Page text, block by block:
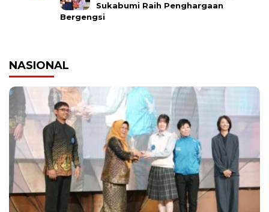
Sukabumi Raih Penghargaan
Bergengsi
NASIONAL